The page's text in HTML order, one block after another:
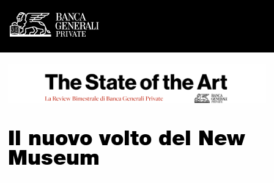
Banca Generali Private
Vai al contenuto principale
Il nuovo volto del New
Museum